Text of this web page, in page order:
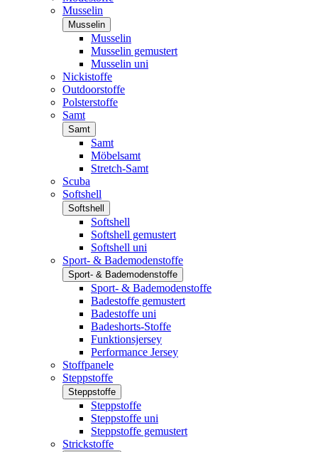
Musselin
Musselin
Musselin
Musselin gemustert
Musselin uni
Nickistoffe
Outdoorstoffe
Polsterstoffe
Samt
Samt
Samt
Möbelsamt
Stretch-Samt
Scuba
Softshell
Softshell
Softshell
Softshell gemustert
Softshell uni
Sport- & Bademodenstoffe
Sport- & Bademodenstoffe
Sport- & Bademodenstoffe
Badestoffe gemustert
Badestoffe uni
Badeshorts-Stoffe
Funktionsjersey
Performance Jersey
Stoffpanele
Steppstoffe
Steppstoffe
Steppstoffe
Steppstoffe uni
Steppstoffe gemustert
Strickstoffe